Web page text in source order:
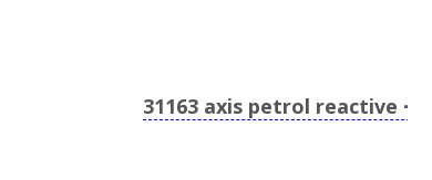
31163 axis petrol reactive